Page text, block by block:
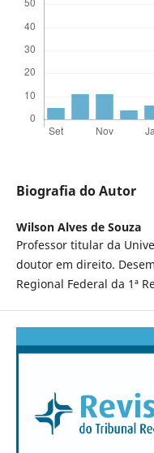
Biografia do Autor
Wilson Alves de Souza
Professor titular da
doutor em direito.
Regional Federal da 1ª